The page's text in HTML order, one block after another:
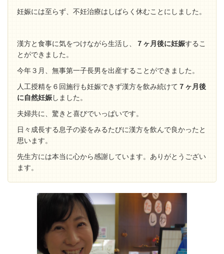
妊娠には至らず、 不妊治療はしばらく休むことにしました。
漢方と食事に気をつけながら生活し、 ７ヶ月後に妊娠するこ
とができました。
今年３月、無事第一子長男を出産することができました。
人工授精を６回施行も妊娠できず漢方を飲み続けて ７ヶ月後
に自然妊娠しました。
夫婦共に、 驚きと喜びでいっぱいです。
日々成長する息子の姿をみるたびに漢方を飲んで良かったと
思います。
先生方には本当に心から感謝しています。ありがとうござい
ます。